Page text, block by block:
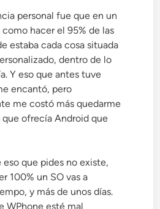
personal fue que en un
como hacer el 95% de las
estaba cada cosa situada
dentro de lo
Y eso que antes tuve
encantó, pero
me costó más quedarme
ofrecía Android que
eso que pides no existe,
100% un SO vas a
y más de unos días.
WPhone esté mal